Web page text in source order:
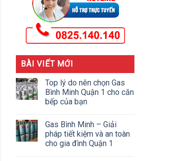
BÀI VIẾT MỚI
Top lý do nên chọn Gas
Bình Minh Quận 1 cho căn
bếp của bạn
Gas Bình Minh – Giải
pháp tiết kiệm và an toàn
cho gia đình Quận 1